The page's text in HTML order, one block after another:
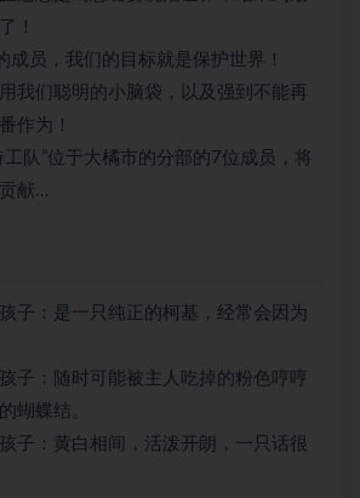
！
成员，我们的目标就是保护世界！
我们聪明的小脑袋，以及强到不能再
作为！
工队”位于大橘市的分部的7位成员，将
献…
子：是一只纯正的柯基，经常会因为
子：随时可能被主人吃掉的粉色哼哼
蝴蝶结。
子：黄白相间，活泼开朗，一只话很